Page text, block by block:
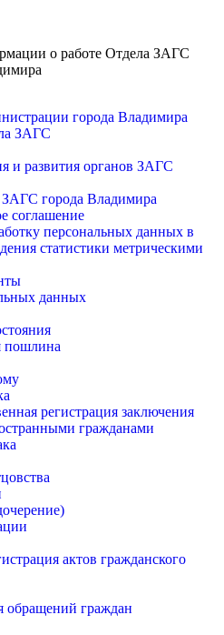
о работе Отдела ЗАГС
города Владимира
ЗАГС
и развития органов ЗАГС
города Владимира
соглашение
персональных данных в
статистики метрическими
данных
пошлина
регистрация заключения
гражданами
актов гражданского
обращений граждан